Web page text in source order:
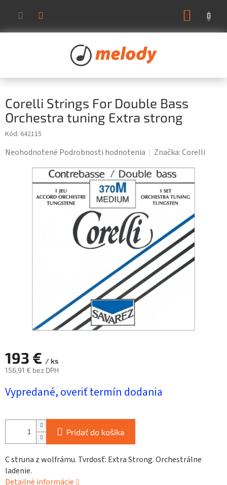
obsah
Corelli Strings For Double Bass
Orchestra tuning Extra strong
Kód: 642115
Priemerné
Neohodnotené Podrobnosti hodnotenia Značka:Corelli
193 € / ks
156,91 € bez DPH
cena:
Vypredané, overiť termín dodania
Pridať do košíka
C struna z wolfrámu. Tvrdosť: Extra Strong. Orchestrálne
ladenie.
Detailné informácie